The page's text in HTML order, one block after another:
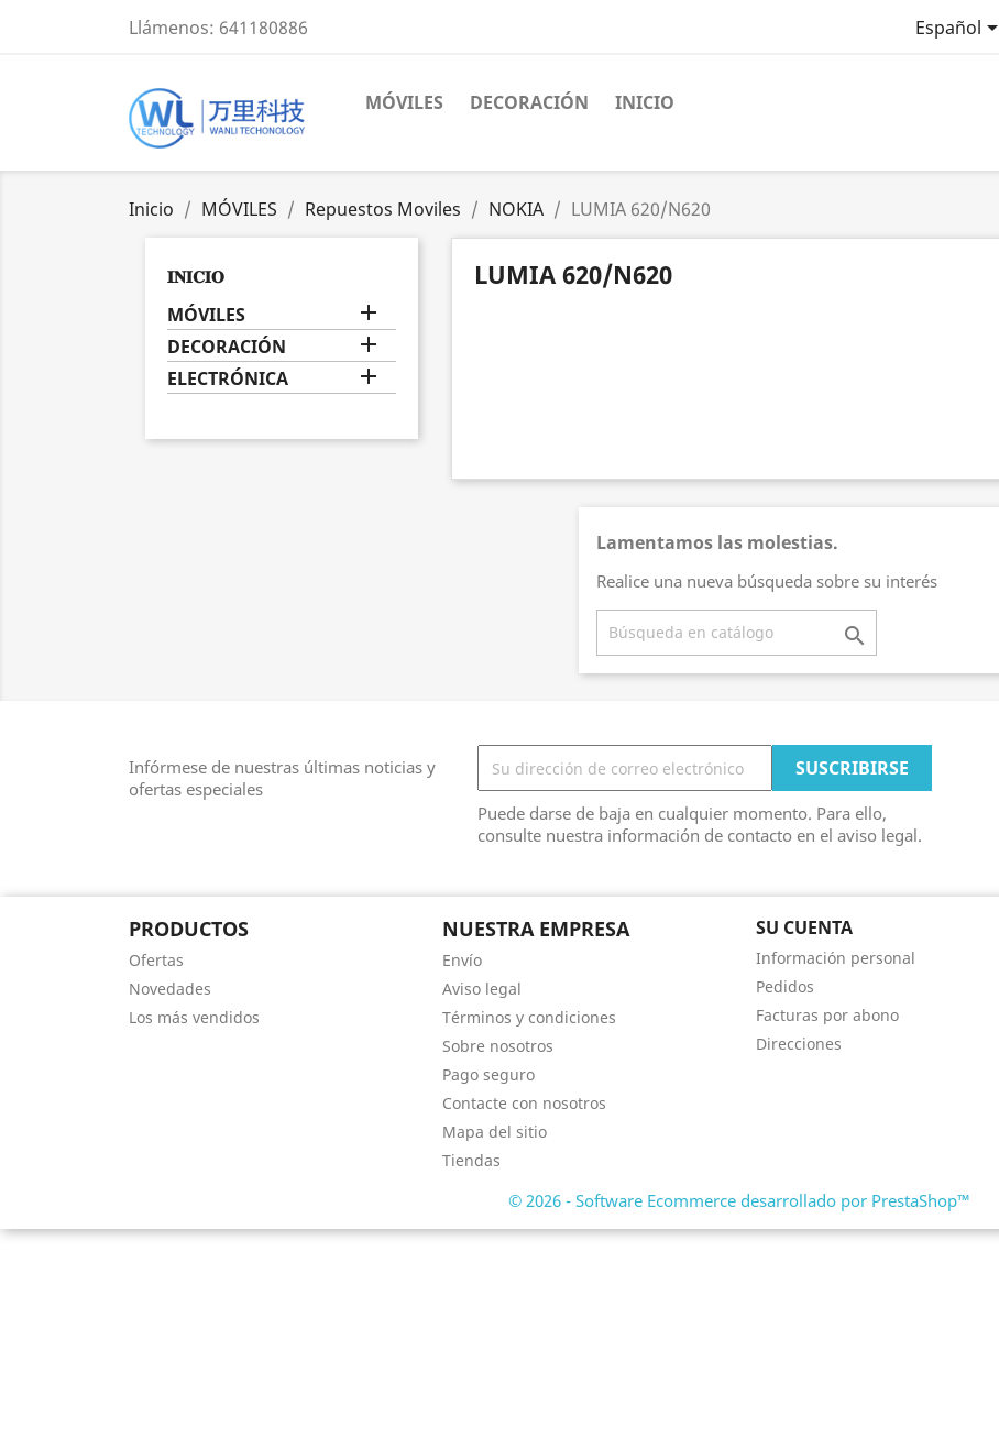
Llámenos: 641180886 Español
MÓVILES DECORACIÓN INICIO
Inicio MÓVILES Repuestos Moviles NOKIA LUMIA 620/N620
𝐈𝐍𝐈𝐂𝐈𝐎
MÓVILES 
DECORACIÓN 
ELECTRÓNICA 
LUMIA 620/N620
Lamentamos las molestias.
Realice una nueva búsqueda sobre su interés

Infórmese de nuestras últimas noticias y
ofertas especiales
Puede darse de baja en cualquier momento. Para ello,
consulte nuestra información de contacto en el aviso legal.
PRODUCTOS
Ofertas
Novedades
Los más vendidos
NUESTRA EMPRESA
Envío
Aviso legal
Términos y condiciones
Sobre nosotros
Pago seguro
Contacte con nosotros
Mapa del sitio
Tiendas
SU CUENTA
Información personal
Pedidos
Facturas por abono
Direcciones
© 2026 - Software Ecommerce desarrollado por PrestaShop™